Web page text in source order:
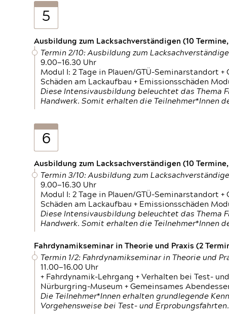
5
Ausbildung zum Lacksachverständigen (10
Termin 2/10: Ausbildung zum
9.00—16.30 Uhr
Modul I: 2 Tage in Plauen/GTÜ-Seminarstandort
Schäden am Lackaufbau + Emissionsschäden
Diese Intensivausbildung beleuchtet das Thema
Handwerk. Somit erhalten die Teilnehmer*Innen
6
Ausbildung zum Lacksachverständigen (10
Termin 3/10: Ausbildung zum
9.00—16.30 Uhr
Modul I: 2 Tage in Plauen/GTÜ-Seminarstandort
Schäden am Lackaufbau + Emissionsschäden
Diese Intensivausbildung beleuchtet das Thema
Handwerk. Somit erhalten die Teilnehmer*Innen
Fahrdynamikseminar in Theorie und Praxis (2
Termin 1/2: Fahrdynamikseminar in Theorie und
11.00—16.00 Uhr
+ Fahrdynamik-Lehrgang + Verhalten bei Test-
Nürburgring-Museum + Gemeinsames
Die Teilnehmer*Innen erhalten grundlegende
Vorgehensweise bei Test- und